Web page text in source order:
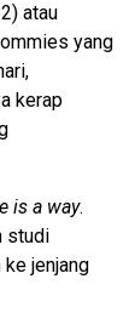
atau
yang
kerap
is a way.
studi
ke jenjang